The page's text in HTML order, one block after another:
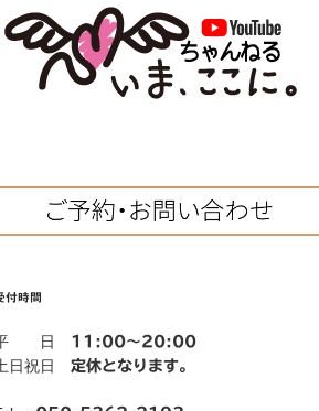
付時間
日 11:00～20:00
日祝日 定休となります。